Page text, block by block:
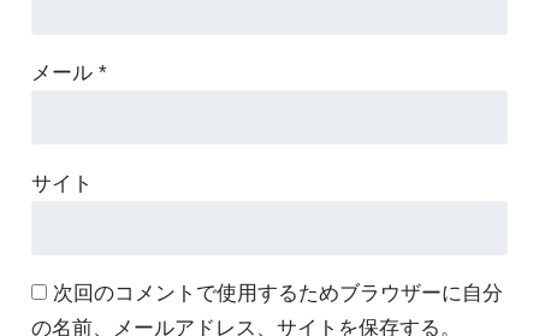
メール *
サイト
次回のコメントで使用するためブラウザーに自分
の名前、メールアドレス、サイトを保存する。